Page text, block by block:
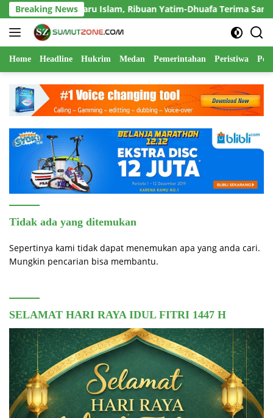
Langsung
ke
konten
Breaking News
di Tahun Baru Islam, Ribuan Yatim-Dhuafa Terima Santunan
Home Headline Hukrim Medan Pemerintahan Peristiwa
Tidak ada yang ditemukan
Sepertinya kami tidak dapat menemukan apa yang anda cari.
Mungkin pencarian bisa membantu.
SELAMAT HARI RAYA IDUL FITRI 1447 H